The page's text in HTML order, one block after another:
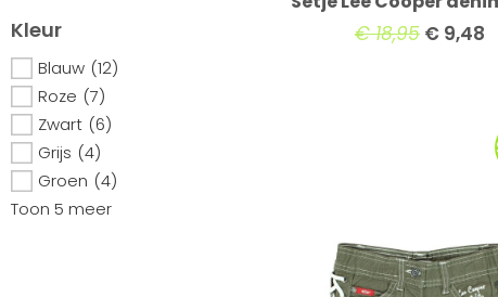
Kleur
Blauw (12)
Roze (7)
Zwart (6)
Grijs (4)
Groen (4)
Toon 5 meer
€18,95 € 9,48